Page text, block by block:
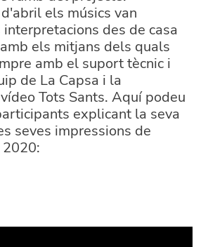
els músics van
des de casa
els mitjans dels quals
amb el suport tècnic i
de La Capsa i la
Tots Sants. Aquí podeu
explicant la seva
seves impressions de